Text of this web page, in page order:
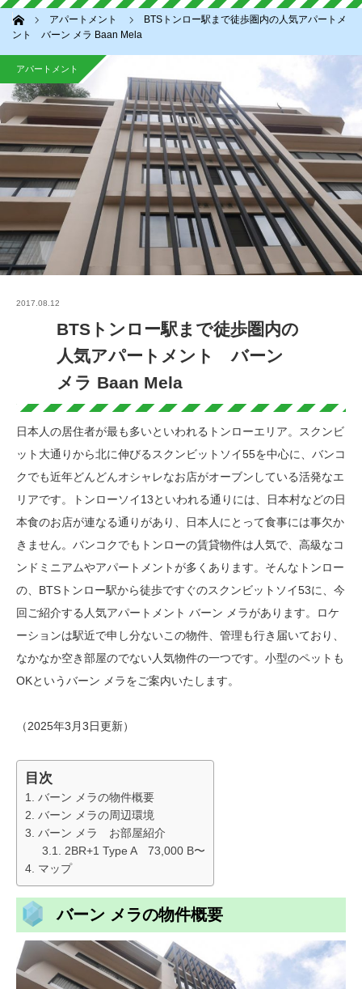
ホーム アパートメント
BTSトンロー駅まで徒歩圏内の人気アパートメ
ント バーン メラ Baan Mela
アパートメント
2017.08.12
BTSトンロー駅まで徒歩圏内の
人気アパートメント バーン
メラ Baan Mela
日本人の居住者が最も多いといわれるトンローエリア。スクンビ
ット大通りから北に伸びるスクンビットソイ55を中心に、バンコ
クでも近年どんどんオシャレなお店がオーブンしている活発なエ
リアです。トンローソイ13といわれる通りには、日本村などの日
本食のお店が連なる通りがあり、日本人にとって食事には事欠か
きません。バンコクでもトンローの賃貸物件は人気で、高級なコ
ンドミニアムやアパートメントが多くあります。そんなトンロー
の、BTSトンロー駅から徒歩ですぐのスクンビットソイ53に、今
回ご紹介する人気アパートメント バーン メラがあります。ロケ
ーションは駅近で申し分ないこの物件、管理も行き届いており、
なかなか空き部屋のでない人気物件の一つです。小型のペットも
OKというバーン メラをご案内いたします。
（2025年3月3日更新）
目次
バーン メラの物件概要
バーン メラの周辺環境
バーン メラ お部屋紹介
2BR+1 Type A 73,000 B〜
マップ
バーン メラの物件概要